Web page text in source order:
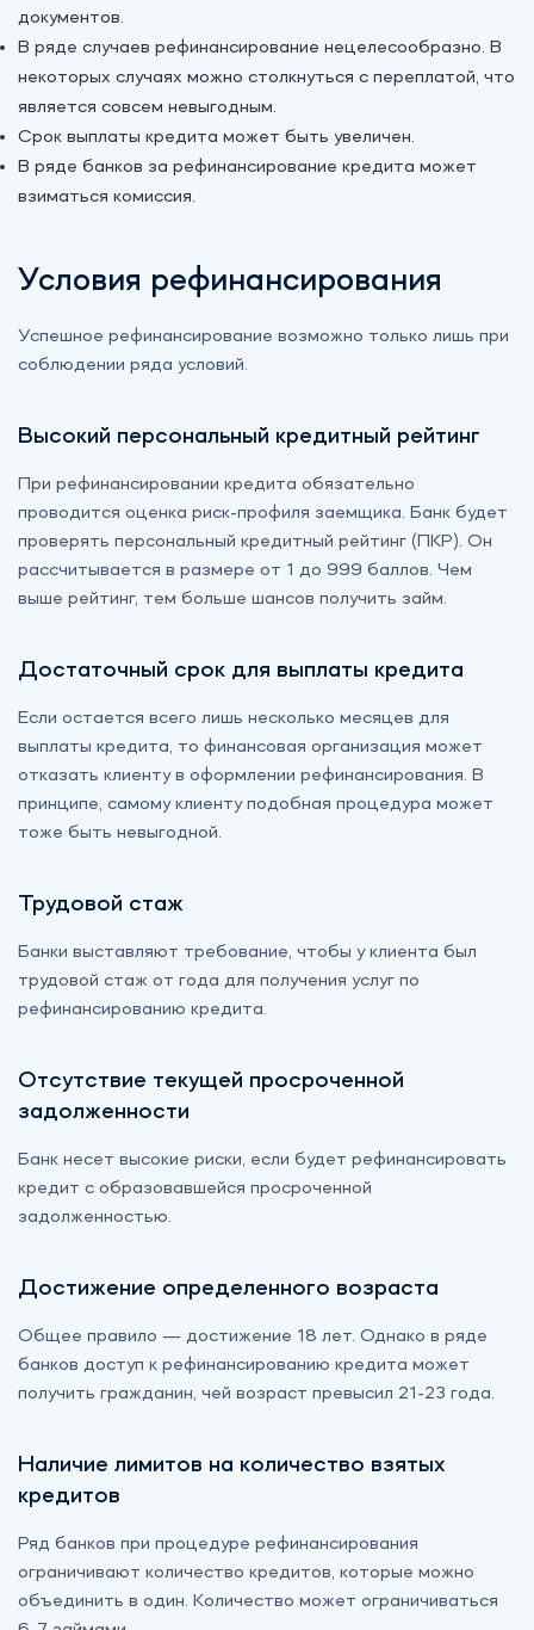
документов.
В ряде случаев рефинансирование нецелесообразно. В
некоторых случаях можно столкнуться с переплатой, что
является совсем невыгодным.
Срок выплаты кредита может быть увеличен.
В ряде банков за рефинансирование кредита может
взиматься комиссия.
Условия рефинансирования
Успешное рефинансирование возможно только лишь при
соблюдении ряда условий.
Высокий персональный кредитный рейтинг
При рефинансировании кредита обязательно
проводится оценка риск-профиля заемщика. Банк будет
проверять персональный кредитный рейтинг (ПКР). Он
рассчитывается в размере от 1 до 999 баллов. Чем
выше рейтинг, тем больше шансов получить займ.
Достаточный срок для выплаты кредита
Если остается всего лишь несколько месяцев для
выплаты кредита, то финансовая организация может
отказать клиенту в оформлении рефинансирования. В
принципе, самому клиенту подобная процедура может
тоже быть невыгодной.
Трудовой стаж
Банки выставляют требование, чтобы у клиента был
трудовой стаж от года для получения услуг по
рефинансированию кредита.
Отсутствие текущей просроченной
задолженности
Банк несет высокие риски, если будет рефинансировать
кредит с образовавшейся просроченной
задолженностью.
Достижение определенного возраста
Общее правило — достижение 18 лет. Однако в ряде
банков доступ к рефинансированию кредита может
получить гражданин, чей возраст превысил 21-23 года.
Наличие лимитов на количество взятых
кредитов
Ряд банков при процедуре рефинансирования
ограничивают количество кредитов, которые можно
объединить в один. Количество может ограничиваться